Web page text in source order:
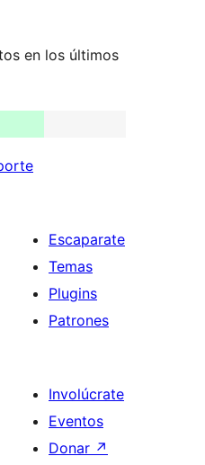
en los últimos
Escaparate
Temas
Plugins
Patrones
Involúcrate
Eventos
Donar ↗